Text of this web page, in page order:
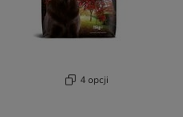
4 opcji